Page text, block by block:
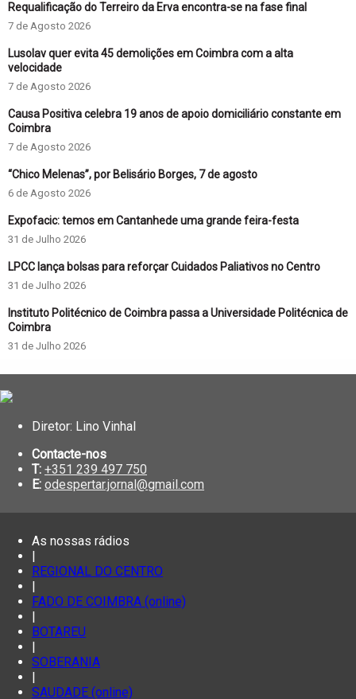
Requalificação do Terreiro da Erva encontra-se na fase final
7 de Agosto 2026
Lusolav quer evita 45 demolições em Coimbra com a alta
velocidade
7 de Agosto 2026
Causa Positiva celebra 19 anos de apoio domiciliário constante em
Coimbra
7 de Agosto 2026
“Chico Melenas”, por Belisário Borges, 7 de agosto
6 de Agosto 2026
Expofacic: temos em Cantanhede uma grande feira-festa
31 de Julho 2026
LPCC lança bolsas para reforçar Cuidados Paliativos no Centro
31 de Julho 2026
Instituto Politécnico de Coimbra passa a Universidade Politécnica de
Coimbra
31 de Julho 2026
Diretor: Lino Vinhal
Contacte-nos
T: +351 239 497 750
E: odespertar.jornal@gmail.com
As nossas rádios
|
REGIONAL DO CENTRO
|
FADO DE COIMBRA (online)
|
BOTAREU
|
SOBERANIA
|
SAUDADE (online)